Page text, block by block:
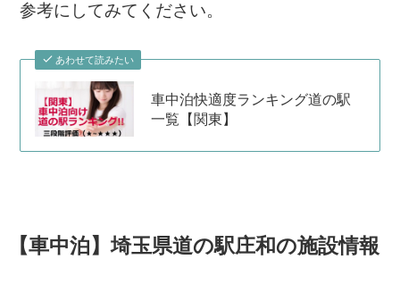
参考にしてみてください。
あわせて読みたい
車中泊快適度ランキング道の駅
一覧【関東】
【車中泊】埼玉県道の駅庄和の施設情報